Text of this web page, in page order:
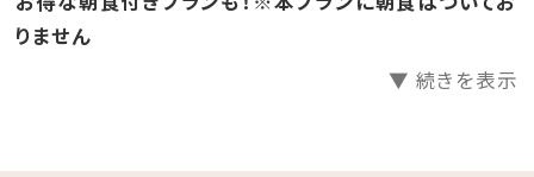
なく添寝可能です。
・ベッド及びアメニティー類はつきません。
・小学生のお子さまが大人人数を越える場合は、通常料
りません
▼ 続きを表示